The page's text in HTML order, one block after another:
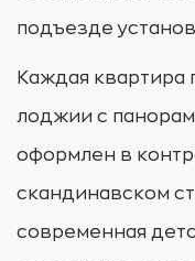
подъезде
Каждая квартира
лоджии с
оформлен в
скандинавском
современная